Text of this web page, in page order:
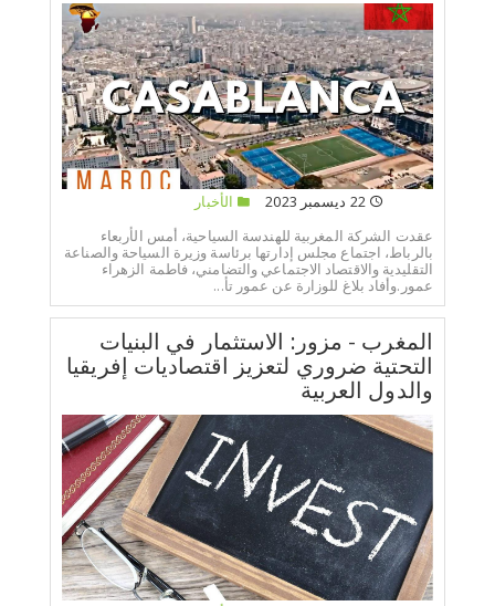
22 ديسمبر 2023
الأخبار
عقدت الشركة المغربية للهندسة السياحية، أمس الأربعاء
بالرباط، اجتماع مجلس إدارتها برئاسة وزيرة السياحة والصناعة
التقليدية والاقتصاد الاجتماعي والتضامني، فاطمة الزهراء
عمور.وأفاد بلاغ للوزارة عن عمور تأ...
المغرب - مزور: الاستثمار في البنيات
التحتية ضروري لتعزيز اقتصاديات إفريقيا
والدول العربية